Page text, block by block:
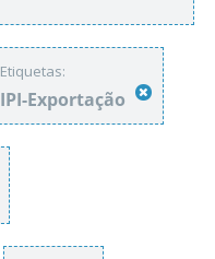
Etiquetas:
IPI-Exportação